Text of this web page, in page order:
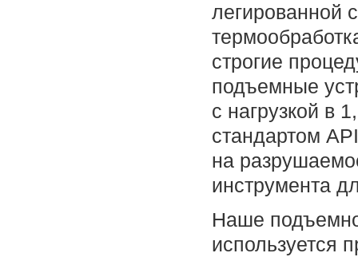
легированной
строгие
подъемные
с нагрузкой в
стандартом
на
инструмента
Наше
используется